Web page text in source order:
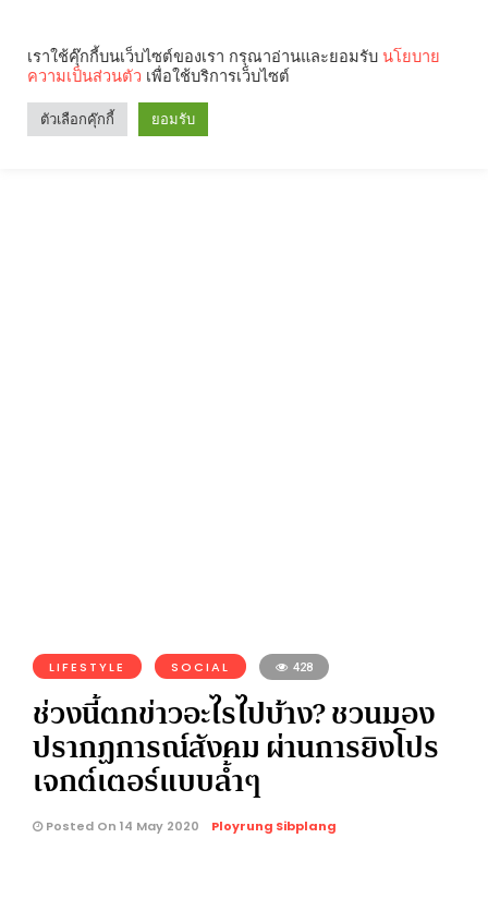
LIFESTYLE SOCIAL 428
ช่วงนี้ตกข่าวอะไรไปบ้าง? ชวนมอง
ปรากฏการณ์สังคม ผ่านการยิงโปร
เจกต์เตอร์แบบล้ำๆ
Posted On 14 May 2020 Ployrung Sibplang
เราใช้คุ๊กกี้บนเว็บไซต์ของเรา กรุณาอ่านและยอมรับ นโยบาย
ความเป็นส่วนตัว เพื่อใช้บริการเว็บไซต์
ตัวเลือกคุ๊กกี้ ยอมรับ